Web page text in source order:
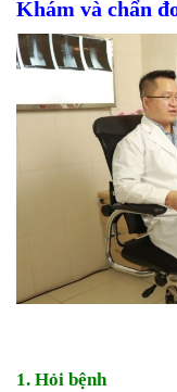
Khám và chẩn
1. Hỏi bệnh